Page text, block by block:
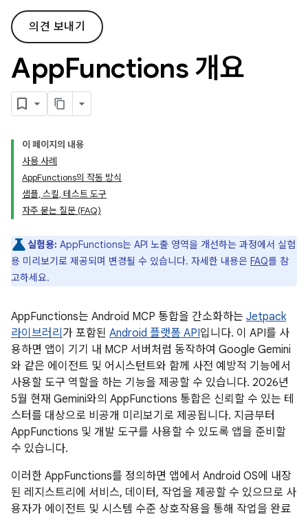
의견 보내기
AppFunctions 개요
이 페이지의 내용
사용 사례
AppFunctions의 작동 방식
샘플, 스킬, 테스트 도구
자주 묻는 질문 (FAQ)
실험용: AppFunctions는 API 노출 영역을 개선하는 과정에서 실험
용 미리보기로 제공되며 변경될 수 있습니다. 자세한 내용은 FAQ를 참
고하세요.
AppFunctions는 Android MCP 통합을 간소화하는 Jetpack
라이브러리 가 포함된 Android 플랫폼 API입니다. 이 API를 사
용하면 앱이 기기 내 MCP 서버처럼 동작하여 Google Gemini
와 같은 에이전트 및 어시스턴트와 함께 사전 예방적 기능에서
사용할 도구 역할을 하는 기능을 제공할 수 있습니다. 2026년
5월 현재 Gemini와의 AppFunctions 통합은 신뢰할 수 있는 테
스터를 대상으로 비공개 미리보기로 제공됩니다. 지금부터
AppFunctions 및 개발 도구를 사용할 수 있도록 앱을 준비할
수 있습니다.
이러한 AppFunctions를 정의하면 앱에서 Android OS에 내장
된 레지스트리에 서비스, 데이터, 작업을 제공할 수 있으므로 사
용자가 에이전트 및 시스템 수준 상호작용을 통해 작업을 완료